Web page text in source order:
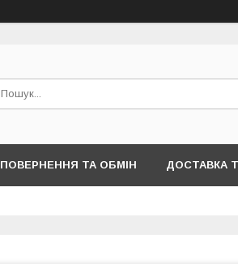
ПОВЕРНЕННЯ ТА ОБМІН ДОСТАВКА